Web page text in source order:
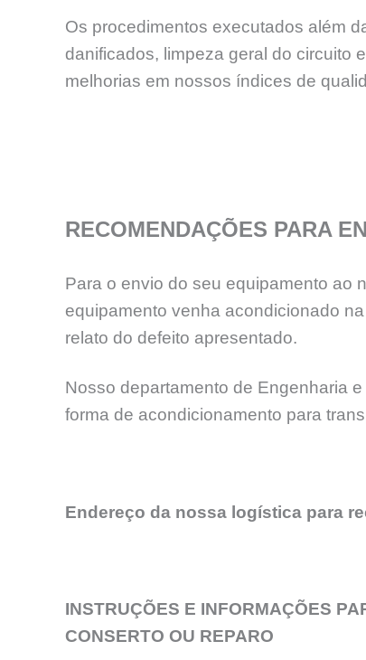
Os procedimentos executados além
danificados, limpeza geral do circuito
melhorias em nossos índices de
RECOMENDAÇÕES PARA
Para o envio do seu equipamento ao
equipamento venha acondicionado
relato do defeito apresentado.
Nosso departamento de Engenharia
forma de acondicionamento para
Endereço da nossa logística para
INSTRUÇÕES E INFORMAÇÕES
CONSERTO OU REPARO